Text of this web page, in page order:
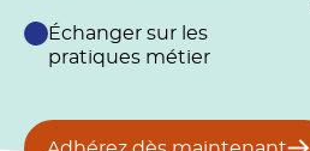
Échanger sur les
pratiques métier